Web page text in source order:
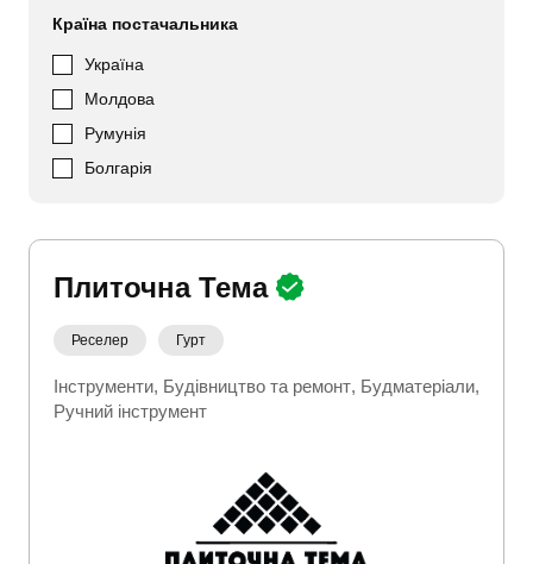
Країна постачальника
Україна
Молдова
Румунія
Болгарія
Плиточна Тема
Реселер Гурт
Інструменти Будівництво та ремонт Будматеріали
Ручний інструмент